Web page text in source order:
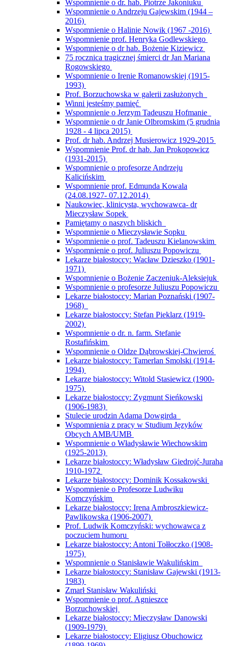
Wspomnienie o dr. hab. Piotrze Jakoniuku
Wspomnienie o Andrzeju Gajewskim (1944 –
2016)
Wspomnienie o Halinie Nowik (1967 -2016)
Wspomnienie prof. Henryka Godlewskiego
Wspomnienie o dr hab. Bożenie Kiziewicz
75 rocznica tragicznej śmierci dr Jan Mariana
Rogowskiego
Wspomnienie o Irenie Romanowskiej (1915-
1993)
Prof. Borzuchowska w galerii zasłużonych
Winni jesteśmy pamięć
Wspomnienie o Jerzym Tadeuszu Hofmanie
Wspomnienie o dr Janie Olbromskim (5 grudnia
1928 - 4 lipca 2015)
Prof. dr hab. Andrzej Musierowicz 1929-2015
Wspomnienie Prof. dr hab. Jan Prokopowicz
(1931-2015)
Wspomnienie o profesorze Andrzeju
Kalicińskim
Wspomnienie prof. Edmunda Kowala
(24.08.1927- 07.12.2014)
Naukowiec, klinicysta, wychowawca- dr
Mieczysław Sopek
Pamiętamy o naszych bliskich
Wspomnienie o Mieczysławie Sopku
Wspomnienie o prof. Tadeuszu Kielanowskim
Wspomnienie o prof. Juliuszu Popowiczu
Lekarze białostoccy: Wacław Dzieszko (1901-
1971)
Wspomnienie o Bożenie Zaczeniuk-Aleksiejuk
Wspomnienie o profesorze Juliuszu Popowiczu
Lekarze białostoccy: Marian Poznański (1907-
1968)
Lekarze białostoccy: Stefan Pieklarz (1919-
2002)
Wspomnienie o dr. n. farm. Stefanie
Rostafińskim
Wspomnienie o Oldze Dąbrowskiej-Chwieroś
Lekarze białostoccy: Tamerlan Smolski (1914-
1994)
Lekarze białostoccy: Witold Stasiewicz (1900-
1975)
Lekarze białostoccy: Zygmunt Sieńkowski
(1906-1983)
Stulecie urodzin Adama Dowgirda
Wspomnienia z pracy w Studium Języków
Obcych AMB/UMB
Wspomnienie o Władysławie Wiechowskim
(1925-2013)
Lekarze białostoccy: Władysław Giedrojć-Juraha
1910-1972
Lekarze białostoccy: Dominik Kossakowski
Wspomnienie o Profesorze Ludwiku
Komczyńskim
Lekarze białostoccy: Irena Ambroszkiewicz-
Pawlikowska (1906-2007)
Prof. Ludwik Komczyński: wychowawca z
poczuciem humoru
Lekarze białostoccy: Antoni Tołłoczko (1908-
1975)
Wspomnienie o Stanisławie Wakulińskim
Lekarze białostoccy: Stanisław Gajewski (1913-
1983)
Zmarł Stanisław Wakuliński
Wspomnienie o prof. Agnieszce
Borzuchowskiej
Lekarze białostoccy: Mieczysław Danowski
(1909-1979)
Lekarze białostoccy: Eligiusz Obuchowicz